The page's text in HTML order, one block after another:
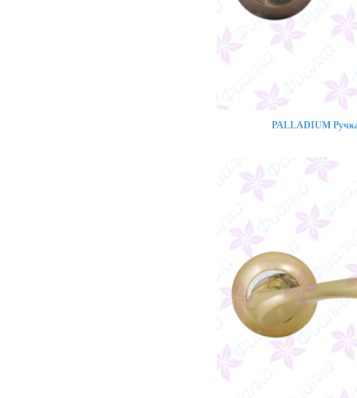
PALLADIUM